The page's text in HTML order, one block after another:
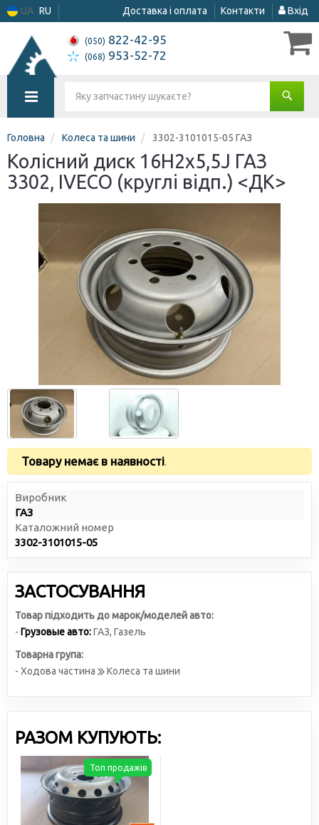
UA RU Доставка і оплата Контакти Вхід
(050) 822-42-95
(068) 953-52-72
Головна Колеса та шини 3302-3101015-05 ГАЗ
Колісний диск 16H2х5,5J ГАЗ
3302, IVECO (круглі відп.) <ДК>
Товару немає в наявності.
Виробник
ГАЗ
Каталожний номер
3302-3101015-05
ЗАСТОСУВАННЯ
Товар підходить до марок/моделей авто:
- Грузовые авто:ГАЗ, Газель
Товарна група:
- Ходова частина
Колеса та шини
РАЗОМ КУПУЮТЬ:
Топ продажів